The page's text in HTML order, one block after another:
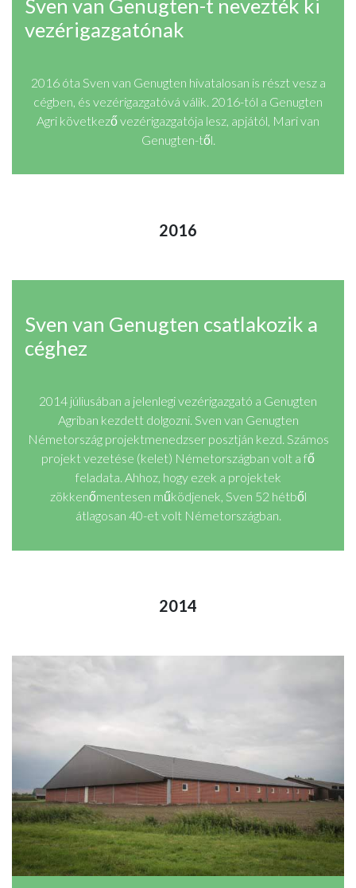
Sven van Genugten-t nevezték ki
vezérigazgatónak
2016 óta Sven van Genugten hivatalosan is részt vesz a
cégben, és vezérigazgatóvá válik. 2016-tól a Genugten
Agri következő vezérigazgatója lesz, apjától, Mari van
Genugten-től.
2016
Sven van Genugten csatlakozik a
céghez
2014 júliusában a jelenlegi vezérigazgató a Genugten
Agriban kezdett dolgozni. Sven van Genugten
Németország projektmenedzser posztján kezd. Számos
projekt vezetése (kelet) Németországban volt a fő
feladata. Ahhoz, hogy ezek a projektek
zökkenőmentesen működjenek, Sven 52 hétből
átlagosan 40-et volt Németországban.
2014